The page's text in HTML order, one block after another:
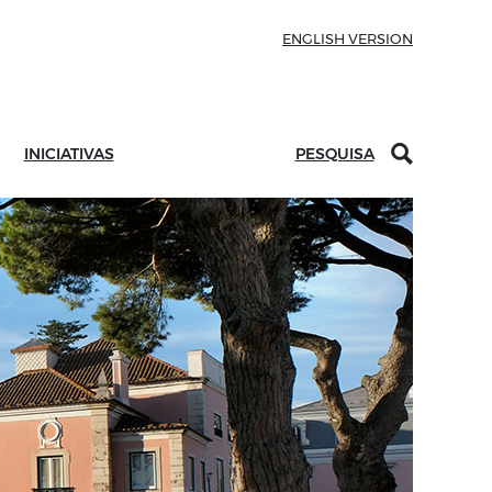
ENGLISH VERSION
INICIATIVAS PESQUISA